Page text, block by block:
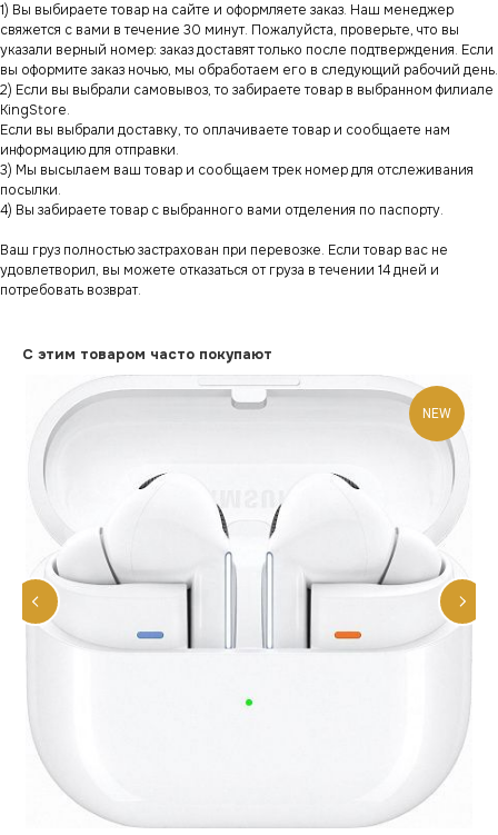
1) Вы выбираете товар на сайте и оформляете заказ. Наш менеджер
свяжется с вами в течение 30 минут. Пожалуйста, проверьте, что вы
указали верный номер: заказ доставят только после подтверждения. Если
вы оформите заказ ночью, мы обработаем его в следующий рабочий день.
2) Если вы выбрали самовывоз, то забираете товар в выбранном филиале
KingStore.
Если вы выбрали доставку, то оплачиваете товар и сообщаете нам
информацию для отправки.
3) Мы высылаем ваш товар и сообщаем трек номер для отслеживания
посылки.
4) Вы забираете товар с выбранного вами отделения по паспорту.
Ваш груз полностью застрахован при перевозке. Если товар вас не
удовлетворил, вы можете отказаться от груза в течении 14 дней и
потребовать возврат.
С этим товаром часто покупают
NEW